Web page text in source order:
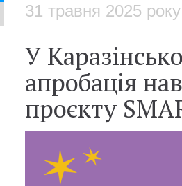
31 травня 2025 року
У
апробація
проєкту